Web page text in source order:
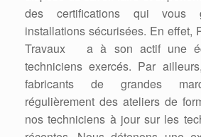
des certifications qui vous
installations sécurisées. En effet,
Travaux a à son actif une
techniciens exercés. Par
fabricants de grandes
régulièrement des ateliers de
nos techniciens à jour sur les